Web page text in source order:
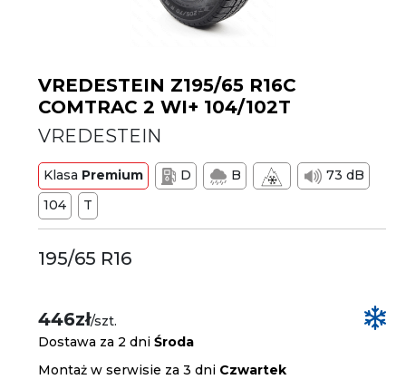
VREDESTEIN Z195/65 R16C
COMTRAC 2 WI+ 104/102T
VREDESTEIN
Klasa Premium D B
73 dB
104
T
195/65 R16
446zł/szt.
Dostawa za 2 dniŚroda
Montaż w serwisie za 3 dni Czwartek